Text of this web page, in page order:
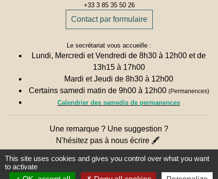
+33 3 85 35 50 26
Contact par formulaire
Le secrétariat vous accueille :
Lundi, Mercredi et Vendredi de 8h30 à 12h00 et de
13h15 à 17h00
Mardi et Jeudi de 8h30 à 12h00
Certains samedi matin de 9h00 à 12h00 (Permanences)
Calendrier des samedis de permanences
Une remarque ? Une suggestion ?
N'hésitez pas à nous écrire 🖋
This site uses cookies and gives you control over what you want
to activate